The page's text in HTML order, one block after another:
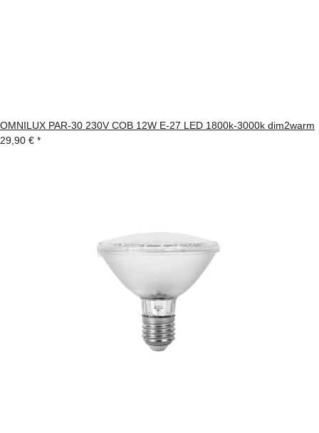
OMNILUX PAR-30 230V COB 12W E-27 LED 1800k-3000k dim2warm
29,90 € *